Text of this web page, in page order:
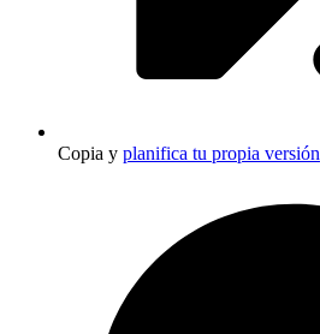
Copia y planifica tu propia versión